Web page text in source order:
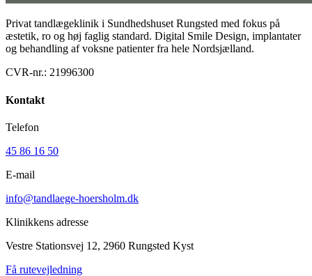
Privat tandlægeklinik i Sundhedshuset Rungsted med fokus på
æstetik, ro og høj faglig standard. Digital Smile Design, implantater
og behandling af voksne patienter fra hele Nordsjælland.
CVR-nr.: 21996300
Kontakt
Telefon
45 86 16 50
E-mail
info@tandlaege-hoersholm.dk
Klinikkens adresse
Vestre Stationsvej 12, 2960 Rungsted Kyst
Få rutevejledning